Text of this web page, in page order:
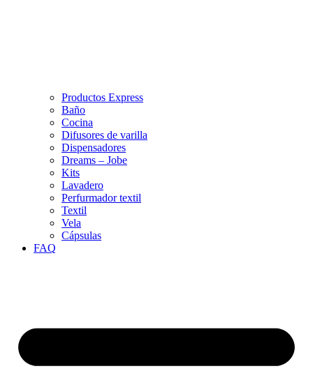
Productos Express
Baño
Cocina
Difusores de varilla
Dispensadores
Dreams – Jobe
Kits
Lavadero
Perfurmador textil
Textil
Vela
Cápsulas
FAQ